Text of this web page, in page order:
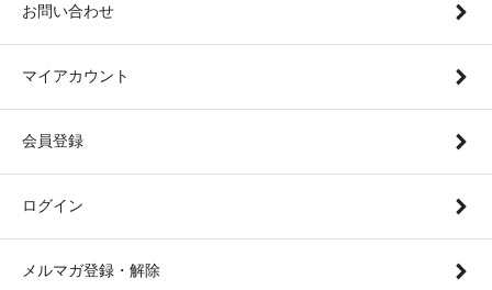
お問い合わせ
マイアカウント
会員登録
ログイン
メルマガ登録・解除